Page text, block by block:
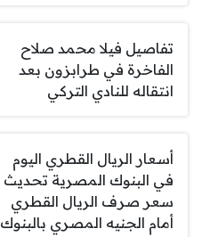
تفاصيل فيلا محمد صلاح
الفاخرة في طرابزون بعد
انتقاله للنادي التركي
أسعار الريال القطري اليوم
في البنوك المصرية تحديث
سعر صرف الريال القطري
أمام الجنيه المصري بالبنوك